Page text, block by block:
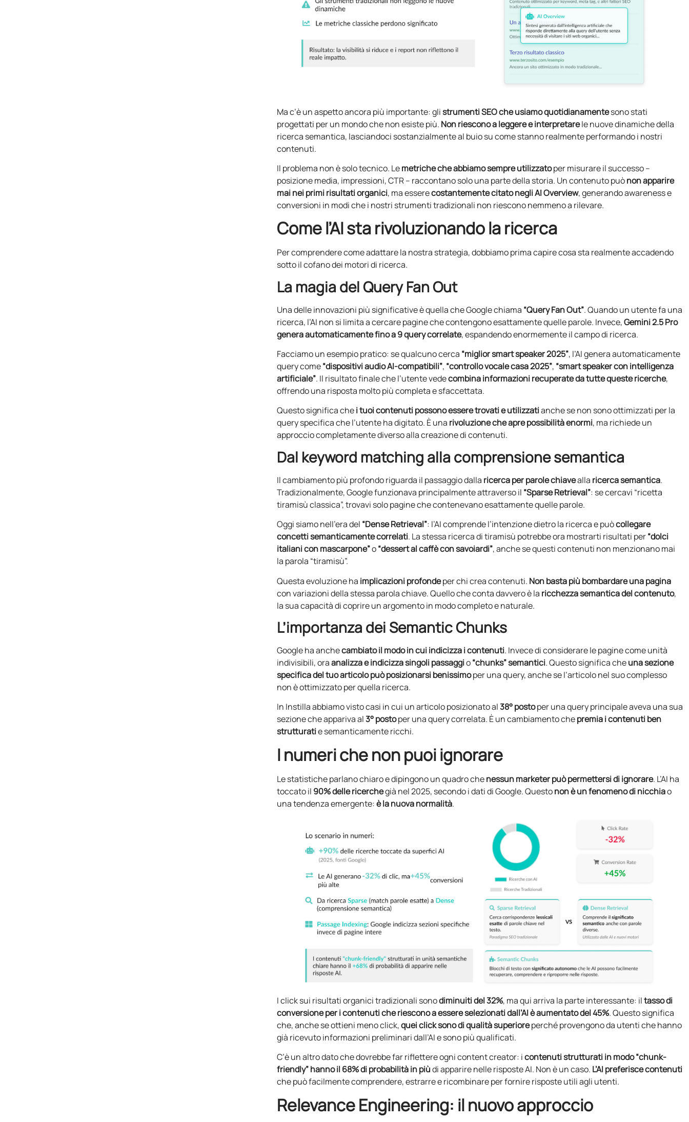
Ma c’è un aspetto ancora più importante: glistrumenti SEO che usiamo quotidianamentesono stati
progettati per un mondo che non esiste più. Non riescono a leggere e interpretarele nuove dinamiche della
ricerca semantica, lasciandoci sostanzialmente al buio su come stanno realmente performando i nostri
contenuti.
Il problema non è solo tecnico. Lemetriche che abbiamo sempre utilizzatoper misurare il successo –
posizione media, impressioni, CTR – raccontano solo una parte della storia. Un contenuto puònon apparire
mai nei primi risultati organici, ma esserecostantemente citato negli AI Overview, generando awareness e
conversioni in modi che i nostri strumenti tradizionali non riescono nemmeno a rilevare.
Come l’AI sta rivoluzionando la ricerca
Per comprendere come adattare la nostra strategia, dobbiamo prima capire cosa sta realmente accadendo
sotto il cofano dei motori di ricerca.
La magia del Query Fan Out
Una delle innovazioni più significative è quella che Google chiama “Query Fan Out”. Quando un utente fa una
ricerca, l’AI non si limita a cercare pagine che contengono esattamente quelle parole. Invece,Gemini 2.5 Pro
genera automaticamente fino a 9 query correlate, espandendo enormemente il campo di ricerca.
Facciamo un esempio pratico: se qualcuno cerca “miglior smart speaker 2025”, l’AI genera automaticamente
query come“dispositivi audio AI-compatibili”, “controllo vocale casa 2025”, “smart speaker con intelligenza
artificiale”. Il risultato finale che l’utente vedecombina informazioni recuperate da tutte queste ricerche,
offrendo una risposta molto più completa e sfaccettata.
Questo significa chei tuoi contenuti possono essere trovati e utilizzatianche se non sono ottimizzati per la
query specifica che l’utente ha digitato. È una rivoluzione che apre possibilità enormi, ma richiede un
approccio completamente diverso alla creazione di contenuti.
Dal keyword matching alla comprensione semantica
Il cambiamento più profondo riguarda il passaggio dalla ricerca per parole chiavealla ricerca semantica.
Tradizionalmente, Google funzionava principalmente attraverso il “Sparse Retrieval”: se cercavi “ricetta
tiramisù classica”, trovavi solo pagine che contenevano esattamente quelle parole.
Oggi siamo nell’era del “Dense Retrieval”: l’AI comprende l’intenzione dietro la ricerca e puòcollegare
concetti semanticamente correlati. La stessa ricerca di tiramisù potrebbe ora mostrarti risultati per“dolci
italiani con mascarpone”o“dessert al caffè con savoiardi”, anche se questi contenuti non menzionano mai
la parola “tiramisù”.
Questa evoluzione ha implicazioni profondeper chi crea contenuti. Non basta più bombardare una pagina
con variazioni della stessa parola chiave. Quello che conta davvero è la ricchezza semantica del contenuto,
la sua capacità di coprire un argomento in modo completo e naturale.
L’importanza dei Semantic Chunks
Google ha anchecambiato il modo in cui indicizza i contenuti. Invece di considerare le pagine come unità
indivisibili, oraanalizza e indicizza singoli passaggio“chunks” semantici. Questo significa cheuna sezione
specifica del tuo articolo può posizionarsi benissimoper una query, anche se l’articolo nel suo complesso
non è ottimizzato per quella ricerca.
In Instilla abbiamo visto casi in cui un articolo posizionato al38° postoper una query principale aveva una sua
sezione che appariva al3° postoper una query correlata. È un cambiamento chepremia i contenuti ben
strutturatie semanticamente ricchi.
I numeri che non puoi ignorare
Le statistiche parlano chiaro e dipingono un quadro chenessun marketer può permettersi di ignorare. L’AI ha
toccato il 90% delle ricerchegià nel 2025, secondo i dati di Google. Questonon è un fenomeno di nicchiao
una tendenza emergente:è la nuova normalità.
I click sui risultati organici tradizionali sonodiminuiti del 32%, ma qui arriva la parte interessante: iltasso di
conversione per i contenuti che riescono a essere selezionati dall’AI è aumentato del 45%. Questo significa
che, anche se ottieni meno click,quei click sono di qualità superioreperché provengono da utenti che hanno
già ricevuto informazioni preliminari dall’AI e sono più qualificati.
C’è un altro dato che dovrebbe far riflettere ogni content creator: icontenuti strutturati in modo “chunk-
friendly” hanno il 68% di probabilità in piùdi apparire nelle risposte AI. Non è un caso. L’AI preferisce contenuti
che può facilmente comprendere, estrarre e ricombinare per fornire risposte utili agli utenti.
Relevance Engineering: il nuovo approccio